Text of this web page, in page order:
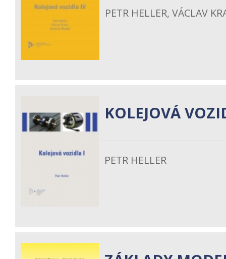
PETR HELLER, VÁCLAV
KOLEJOVÁ
PETR HELLER